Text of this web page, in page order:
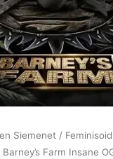
Siemenet /
Barney’s Farm Insane